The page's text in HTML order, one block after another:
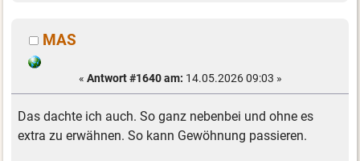
MAS
« Antwort #1640 am: 14.05.2026 09:03 »
Das dachte ich auch. So ganz nebenbei und ohne es
extra zu erwähnen. So kann Gewöhnung passieren.